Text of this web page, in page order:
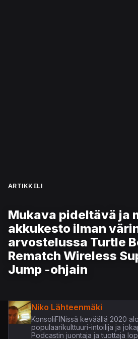
ARTIKKELI
Mukava pideltävä ja
akkukesto ilman
arvostelussa Turtle
Rematch Wireless
Jump -ohjain
Niko Lähteenmäki
KonsoliFINissä keväällä 2020
populaarikulttuuri-intoilija ja
Podcastin juontaja ja tuottaja